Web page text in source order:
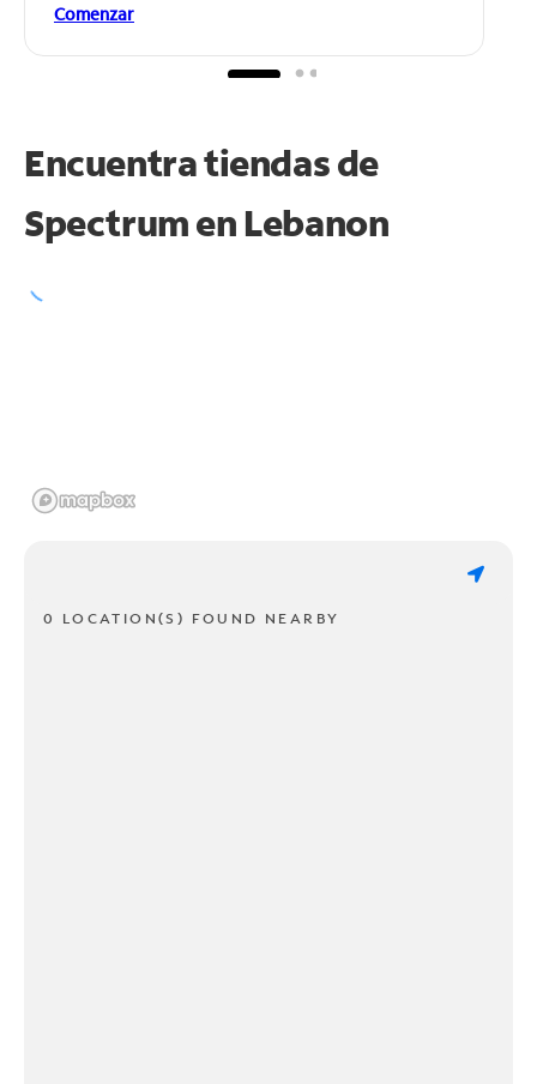
Comenzar
Encuentra tiendas de
Spectrum en Lebanon
0 LOCATION(S) FOUND NEARBY